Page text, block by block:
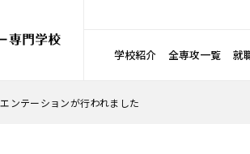
学校紹介 全専攻一覧 就
ンテーションが行われました